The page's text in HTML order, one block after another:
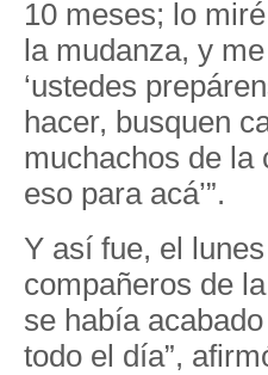
10 meses; lo
la mudanza, y
‘ustedes
hacer, busquen
muchachos de la
eso para acá’”.
Y así fue, el
compañeros de
se había
todo el día”,